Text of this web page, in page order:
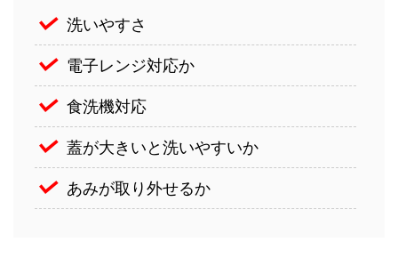
洗いやすさ
電子レンジ対応か
食洗機対応
蓋が大きいと洗いやすいか
あみが取り外せるか